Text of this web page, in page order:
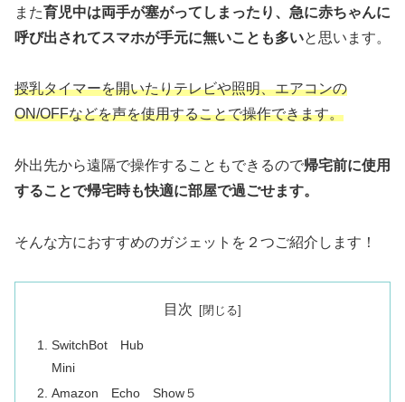
また育児中は両手が塞がってしまったり、急に赤ちゃんに
呼び出されてスマホが手元に無いことも多いと思います。
授乳タイマーを開いたりテレビや照明、エアコンの
ON/OFFなどを声を使用することで操作できます。
外出先から遠隔で操作することもできるので帰宅前に使用
することで帰宅時も快適に部屋で過ごせます。
そんな方におすすめのガジェットを２つご紹介します！
目次
SwitchBot Hub
Mini
Amazon Echo Show５